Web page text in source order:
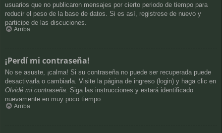
usuarios que no publicaron mensajes por cierto periodo de tiempo para
reducir el peso de la base de datos. Si es así, registrese de nuevo y
participe de las discuciones.
Arriba
¡Perdí mi contraseña!
No se asuste, ¡calma! Si su contraseña no puede ser recuperada puede
desactivarla o cambiarla. Visite la página de ingreso (login) y haga clic en
Olvidé mi contraseña. Siga las instrucciones y estará identificado
nuevamente en muy poco tiempo.
Arriba